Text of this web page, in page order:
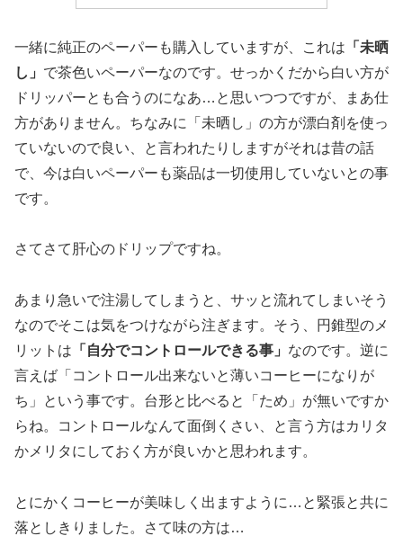
一緒に純正のペーパーも購入していますが、これは 「未晒
し」 で茶色いペーパーなのです。せっかくだから白い方が
ドリッパーとも合うのになあ…と思いつつですが、まあ仕
方がありません。ちなみに「未晒し」の方が漂白剤を使っ
ていないので良い、と言われたりしますがそれは昔の話
で、今は白いペーパーも薬品は一切使用していないとの事
です。
さてさて肝心のドリップですね。
あまり急いで注湯してしまうと、サッと流れてしまいそう
なのでそこは気をつけながら注ぎます。そう、円錐型のメ
リットは 「自分でコントロールできる事」 なのです。逆に
言えば「コントロール出来ないと薄いコーヒーになりが
ち」という事です。台形と比べると「ため」が無いですか
らね。コントロールなんて面倒くさい、と言う方はカリタ
かメリタにしておく方が良いかと思われます。
とにかくコーヒーが美味しく出ますように…と緊張と共に
落としきりました。さて味の方は…